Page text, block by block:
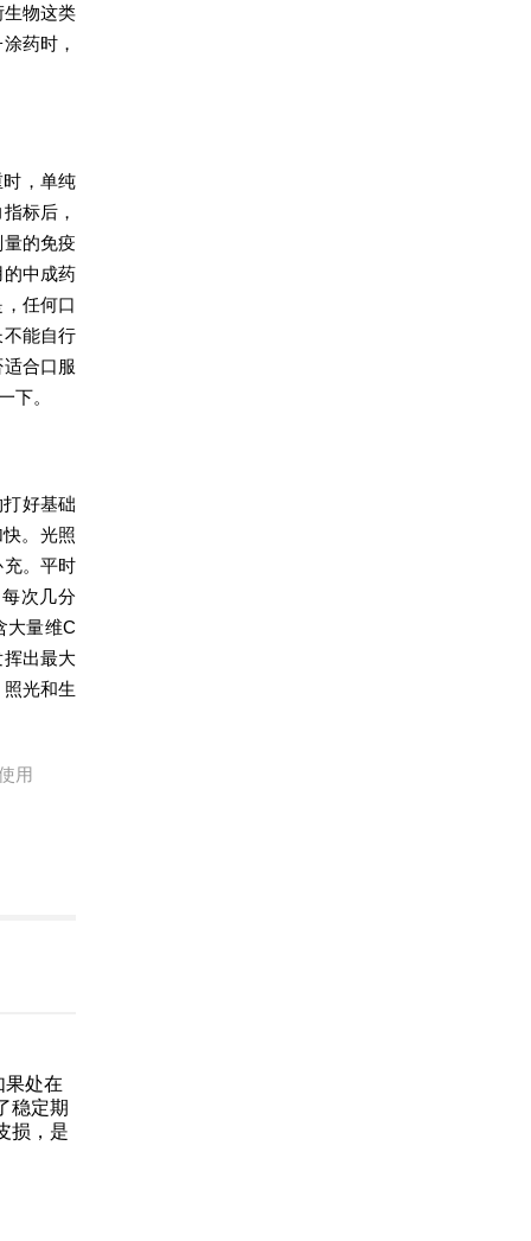
物这类
药时，
，单纯
标后，
的免疫
中成药
任何口
能自行
合口服
下。
好基础
。光照
。平时
次几分
大量维C
出最大
光和生
用
果处在
稳定期
损，是